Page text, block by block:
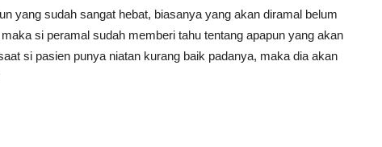
yang sudah sangat hebat, biasanya yang akan diramal belum
si peramal sudah memberi tahu tentang apapun yang akan
si pasien punya niatan kurang baik padanya, maka dia akan